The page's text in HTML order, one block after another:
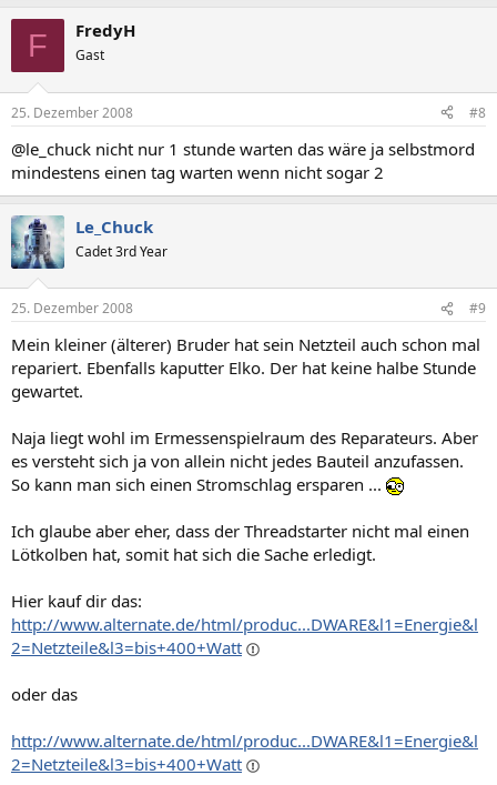
F FredyH
Gast
25. Dezember 2008 #8
@le_chuck nicht nur 1 stunde warten das wäre ja selbstmord
mindestens einen tag warten wenn nicht sogar 2
Le_Chuck
Cadet 3rd Year
25. Dezember 2008 #9
Mein kleiner (älterer) Bruder hat sein Netzteil auch schon mal
repariert. Ebenfalls kaputter Elko. Der hat keine halbe Stunde
gewartet.
Naja liegt wohl im Ermessenspielraum des Reparateurs. Aber
es versteht sich ja von allein nicht jedes Bauteil anzufassen.
So kann man sich einen Stromschlag ersparen ...
Ich glaube aber eher, dass der Threadstarter nicht mal einen
Lötkolben hat, somit hat sich die Sache erledigt.
Hier kauf dir das:
http://www.alternate.de/html/produc...DWARE&l1=Energie&l
2=Netzteile&l3=bis+400+Watt
oder das
http://www.alternate.de/html/produc...DWARE&l1=Energie&l
2=Netzteile&l3=bis+400+Watt